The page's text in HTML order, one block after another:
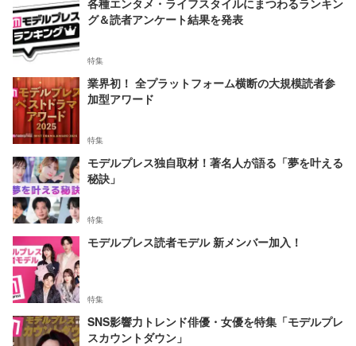
グ＆読者アンケート結果を発表
特集
業界初！ 全プラットフォーム横断の大規模読者参
加型アワード
特集
モデルプレス独自取材！著名人が語る「夢を叶える
秘訣」
特集
モデルプレス読者モデル 新メンバー加入！
特集
SNS影響力トレンド俳優・女優を特集「モデルプレ
スカウントダウン」